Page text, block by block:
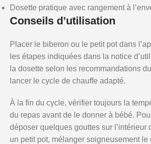
Dosette pratique avec rangement à
Conseils d’utilisation
Placer le biberon ou le petit pot dans
les étapes indiquées dans la notice
la dosette selon les recommandations
lancer le cycle de chauffe adapté.
À la fin du cycle, vérifier toujours la
du repas avant de le donner à bébé.
déposer quelques gouttes sur l’intérieur
un petit pot, mélanger soigneusement le